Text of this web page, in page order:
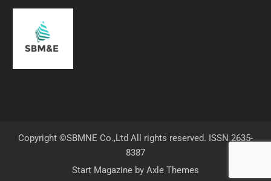
Copyright ©SBMNE Co.,Ltd All rights reserved. ISSN 2635-
8387
Start Magazine by Axle Themes